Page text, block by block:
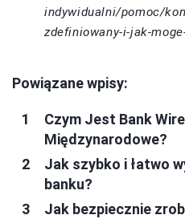
indywidualni/pomoc/
zdefiniowany-i-jak-
Powiązane wpisy:
Czym Jest Bank
Międzynarodowe?
Jak szybko i łatwo
banku?
Jak bezpiecznie